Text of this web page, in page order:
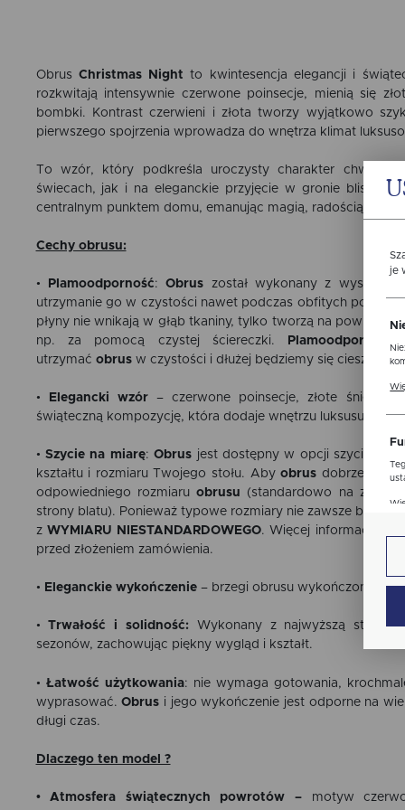
Obrus Christmas Night to kwintesencja elegancji i
rozkwitają intensywnie czerwone poinsecje, mienią się
bombki. Kontrast czerwieni i złota tworzy wyjątkowo
pierwszego spojrzenia wprowadza do wnętrza klimat
To wzór, który podkreśla uroczysty charakter chwili –
świecach, jak i na eleganckie przyjęcie w gronie bliskich.
centralnym punktem domu, emanując magią, radością i
Cechy obrusu:
• Plamoodporność:Obrus został wykonany z wysokiej
utrzymanie go w czystości nawet podczas obfitych
płyny nie wnikają w głąb tkaniny, tylko tworzą na
np. za pomocą czystej ściereczki.
Plamoodporna
utrzymać obrusw czystości i dłużej będziemy się cieszyć
• Elegancki wzór– czerwone poinsecje, złote
świąteczną kompozycję, która dodaje wnętrzu luksusu i
• Szycie na miarę:Obrus jest dostępny w opcji szycia na
kształtu i rozmiaru Twojego stołu. Abyobrus dobrze się
odpowiedniego rozmiaruobrusu (standardowo na zwis
strony blatu). Ponieważ typowe rozmiary nie zawsze będą
z WYMIARU NIESTANDARDOWEGO. Więcej informacji w
przed złożeniem zamówienia.
• Eleganckie wykończenie– brzegi obrusu wykończone są
•Trwałość i solidność: Wykonany z najwyższą
sezonów, zachowując piękny wygląd i kształt.
• Łatwość użytkowania: nie wymaga gotowania,
wyprasować.Obrus i jego wykończenie jest odporne na
długi czas.
Dlaczego ten model ?
•Atmosfera świątecznych powrotów –motyw
je